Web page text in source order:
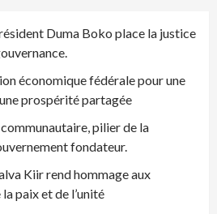
Duma Boko place la justice
économique fédérale pour une
prospérité partagée
pilier de la
fondateur.
Kiir rend hommage aux
paix et de l’unité